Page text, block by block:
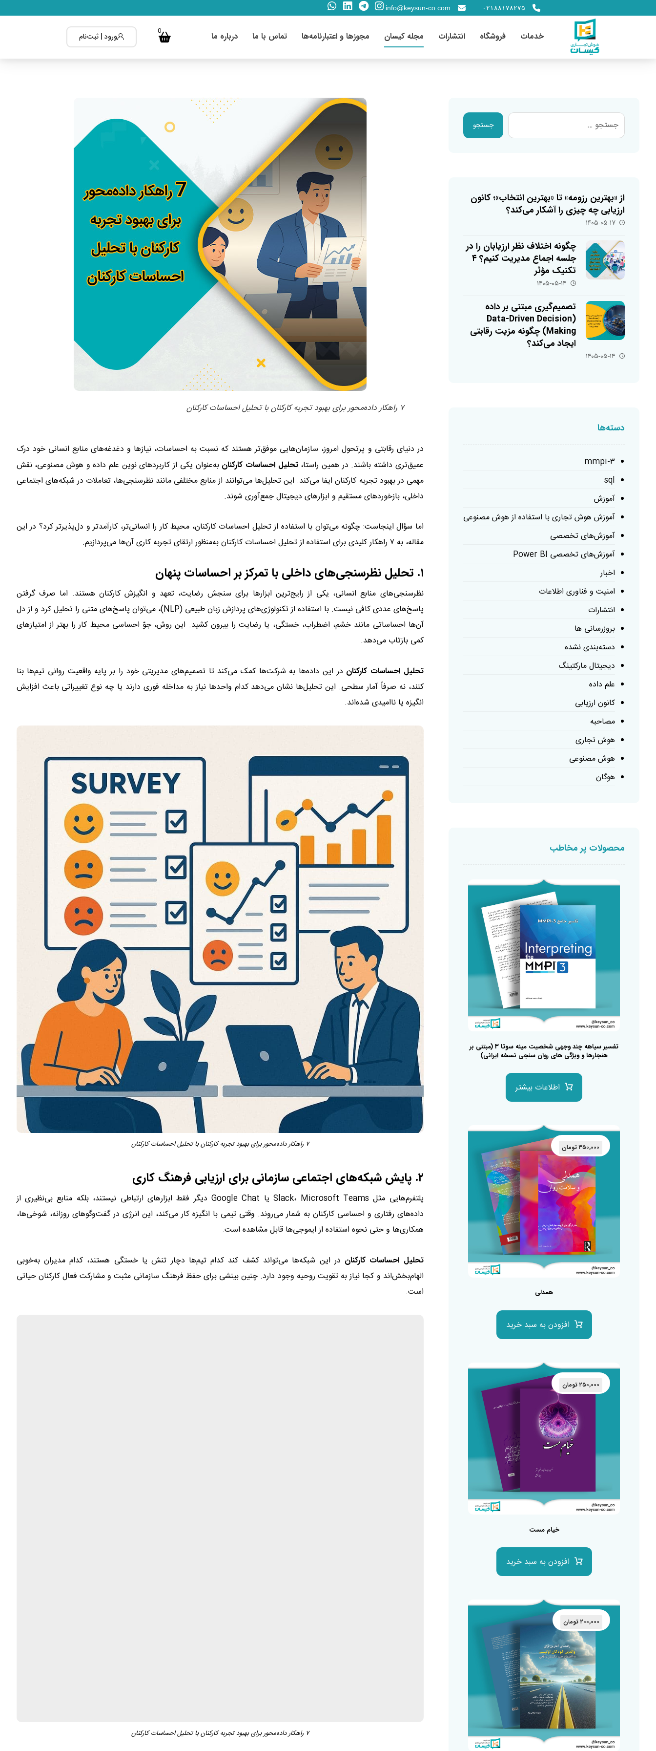
۰۲۱۸۸۱۷۸۲۷۵ info@keysun-co.com
خدمات فروشگاه انتشارات مجله کیسان مجوزها و اعتبارنامه‌ها تماس با ما درباره ما 0
ورود | ثبت‌نام
۷ راهکار داده‌محور برای بهبود تجربه کارکنان با تحلیل احساسات کارکنان
در دنیای رقابتی و پرتحول امروز، سازمان‌هایی موفق‌تر هستند که نسبت به احساسات، نیازها و دغدغه‌های منابع انسانی خود درک
عمیق‌تری داشته باشند. در همین راستا،تحلیل احساسات کارکنان به‌عنوان یکی از کاربردهای نوین علم داده و هوش مصنوعی، نقش
مهمی در بهبود تجربه کارکنان ایفا می‌کند. این تحلیل‌ها می‌توانند از منابع مختلفی مانند نظرسنجی‌ها، تعاملات در شبکه‌های اجتماعی
داخلی، بازخوردهای مستقیم و ابزارهای دیجیتال جمع‌آوری شوند.
اما سؤال اینجاست: چگونه می‌توان با استفاده از تحلیل احساسات کارکنان، محیط کار را انسانی‌تر، کارآمدتر و دل‌پذیرتر کرد؟ در این
مقاله، به ۷ راهکار کلیدی برای استفاده از تحلیل احساسات کارکنان به‌منظور ارتقای تجربه کاری آن‌ها می‌پردازیم.
۱. تحلیل نظرسنجی‌های داخلی با تمرکز بر احساسات پنهان
نظرسنجی‌های منابع انسانی، یکی از رایج‌ترین ابزارها برای سنجش رضایت، تعهد و انگیزش کارکنان هستند. اما صرف گرفتن
پاسخ‌های عددی کافی نیست. با استفاده از تکنولوژی‌های پردازش زبان طبیعی (NLP)، می‌توان پاسخ‌های متنی را تحلیل کرد و از دل
آن‌ها احساساتی مانند خشم، اضطراب، خستگی، یا رضایت را بیرون کشید. این روش، جوّ احساسی محیط کار را بهتر از امتیازهای
کمی بازتاب می‌دهد.
تحلیل احساسات کارکنان در این داده‌ها به شرکت‌ها کمک می‌کند تا تصمیم‌های مدیریتی خود را بر پایه واقعیت روانی تیم‌ها بنا
کنند، نه صرفاً آمار سطحی. این تحلیل‌ها نشان می‌دهد کدام واحدها نیاز به مداخله فوری دارند یا چه نوع تغییراتی باعث افزایش
انگیزه یا ناامیدی شده‌اند.
۷ راهکار داده‌محور برای بهبود تجربه کارکنان با تحلیل احساسات کارکنان
۲. پایش شبکه‌های اجتماعی سازمانی برای ارزیابی فرهنگ کاری
پلتفرم‌هایی مثل Slack، Microsoft Teams یا Google Chat دیگر فقط ابزارهای ارتباطی نیستند، بلکه منابع بی‌نظیری از
داده‌های رفتاری و احساسی کارکنان به شمار می‌روند. وقتی تیمی با انگیزه کار می‌کند، این انرژی در گفت‌وگوهای روزانه، شوخی‌ها،
همکاری‌ها و حتی نحوه استفاده از ایموجی‌ها قابل مشاهده است.
تحلیل احساسات کارکنان در این شبکه‌ها می‌تواند کشف کند کدام تیم‌ها دچار تنش یا خستگی هستند، کدام مدیران به‌خوبی
الهام‌بخش‌اند و کجا نیاز به تقویت روحیه وجود دارد. چنین بینشی برای حفظ فرهنگ سازمانی مثبت و مشارکت فعال کارکنان حیاتی
است.
۷ راهکار داده‌محور برای بهبود تجربه کارکنان با تحلیل احساسات کارکنان
جستجو
از «بهترین رزومه» تا «بهترین انتخاب»؛ کانون
ارزیابی چه چیزی را آشکار می‌کند؟
۱۴۰۵-۰۵-۱۷
چگونه اختلاف نظر ارزیابان را در
جلسه اجماع مدیریت کنیم؟ ۴
تکنیک مؤثر
۱۴۰۵-۰۵-۱۴
تصمیم‌گیری مبتنی بر داده
(Data-Driven Decision
Making) چگونه مزیت رقابتی
ایجاد می‌کند؟
۱۴۰۵-۰۵-۱۴
دسته‌ها
mmpi-۳
sql
آموزش
آموزش هوش تجاری با استفاده از هوش مصنوعی
آموزش‌های تخصصی
آموزش‌های تخصصی Power BI
اخبار
امنیت و فناوری اطلاعات
انتشارات
بروزرسانی ها
دسته‌بندی نشده
دیجیتال مارکتینگ
علم داده
کانون ارزیابی
مصاحبه
هوش تجاری
هوش مصنوعی
هوگان
محصولات پر مخاطب
تفسیر سیاهه چند وجهی شخصیت مینه سوتا ۳ (مبتنی بر
هنجارها و ویژگی های روان سنجی نسخه ایرانی)
اطلاعات بیشتر
همدلی
۳۵۰,۰۰۰ تومان
افزودن به سبد خرید
خیام مست
۲۵۰,۰۰۰ تومان
افزودن به سبد خرید
۲۰۰,۰۰۰ تومان